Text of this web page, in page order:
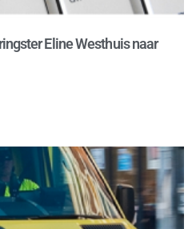
Eline Westhuis naar